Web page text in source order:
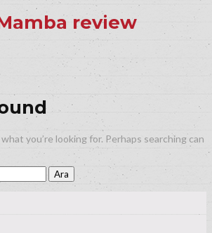
review
you’re looking for. Perhaps searching can